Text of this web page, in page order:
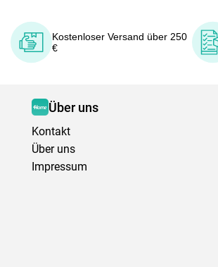
Kostenloser Versand über 250
€
Über uns
Kontakt
Über uns
Impressum